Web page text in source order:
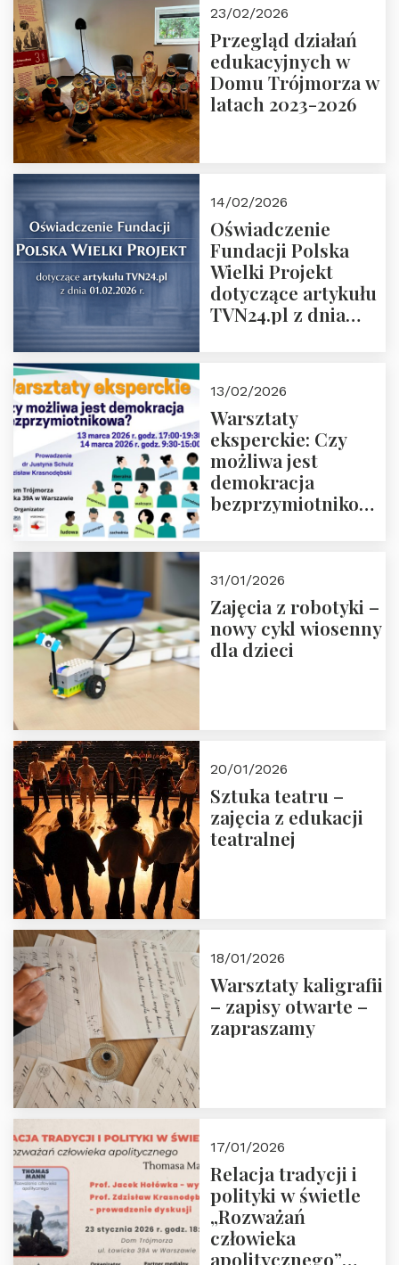
Rozmawiają red.
Grzegorz Górny i
prof. Michał
Łuczewski
23/02/2026
Przegląd działań
edukacyjnych w
Domu Trójmorza w
latach 2023-2026
14/02/2026
Oświadczenie
Fundacji Polska
Wielki Projekt
dotyczące artykułu
TVN24.pl z dnia
13/02/2026
Warsztaty
eksperckie: Czy
możliwa jest
demokracja
bezprzymiotnikowa?
31/01/2026
Zajęcia z robotyki –
nowy cykl wiosenny
dla dzieci
20/01/2026
Sztuka teatru –
zajęcia z edukacji
teatralnej
18/01/2026
Warsztaty kaligrafii
– zapisy otwarte –
zapraszamy
17/01/2026
Relacja tradycji i
polityki w świetle
„Rozważań
człowieka
apolitycznego”